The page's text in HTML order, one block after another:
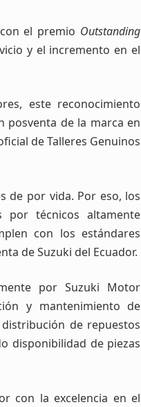
el premio Outstanding
y el incremento en el
este reconocimiento
posventa de la marca en
de Talleres Genuinos
de por vida. Por eso, los
por técnicos altamente
con los estándares
de Suzuki del Ecuador.
por Suzuki Motor
y mantenimiento de
de repuestos
disponibilidad de piezas
con la excelencia en el